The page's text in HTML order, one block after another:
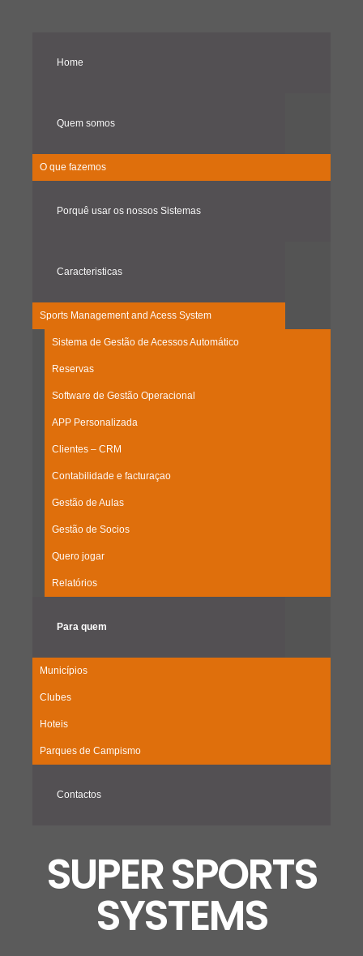
Home
Quem somos
O que fazemos
Porquê usar os nossos Sistemas
Caracteristicas
Sports Management and Acess System
Sistema de Gestão de Acessos Automático
Reservas
Software de Gestão Operacional
APP Personalizada
Clientes – CRM
Contabilidade e facturaçao
Gestão de Aulas
Gestão de Socios
Quero jogar
Relatórios
Para quem
Municípios
Clubes
Hoteis
Parques de Campismo
Contactos
SUPER SPORTS
SYSTEMS